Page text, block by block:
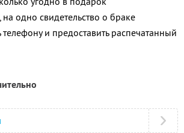
одно свидетельство о браке
и предоставить распечатанный